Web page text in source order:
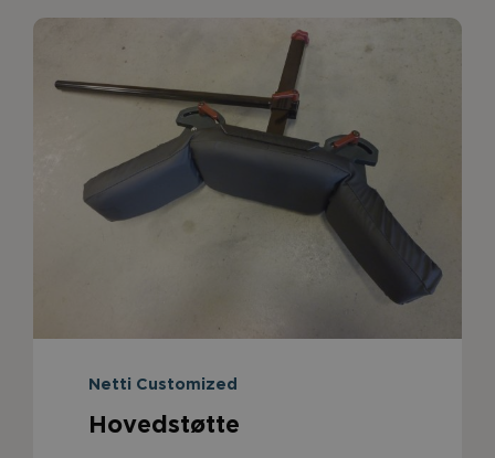
Netti Customized
Hovedstøtte